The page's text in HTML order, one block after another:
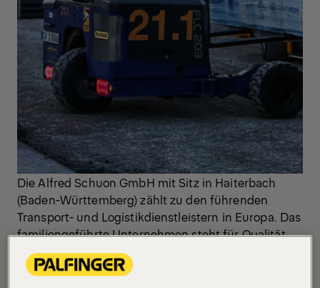
Die Alfred Schuon GmbH mit Sitz in Haiterbach
(Baden-Württemberg) zählt zu den führenden
Transport- und Logistikdienstleistern in Europa. Das
familiengeführte Unternehmen steht für Qualität,
Zuverlässigkeit und innovative Lösungen, die
individuell auf die Bedürfnisse der Kunden